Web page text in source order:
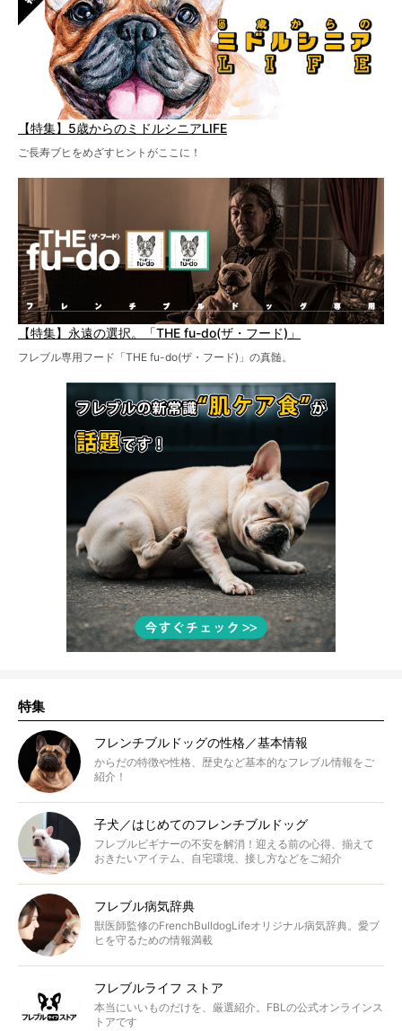
【特集】5歳からのミドルシニアLIFE
ご長寿ブヒをめざすヒントがここに！
【特集】永遠の選択。「THE fu-do(ザ・フード)」
フレブル専用フード「THE fu-do(ザ・フード)」の真髄。
特集
フレンチブルドッグの性格／基本情報
からだの特徴や性格、歴史など基本的なフレブル情報をご
紹介！
子犬／はじめてのフレンチブルドッグ
フレブルビギナーの不安を解消！迎える前の心得、揃えて
おきたいアイテム、自宅環境、接し方などをご紹介
フレブル病気辞典
獣医師監修のFrenchBulldogLifeオリジナル病気辞典。愛ブ
ヒを守るための情報満載
フレブルライフ ストア
本当にいいものだけを、厳選紹介。FBLの公式オンラインス
トアです